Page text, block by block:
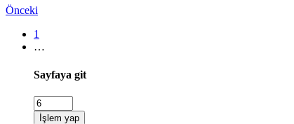
Önceki
1
…
Sayfaya git
İşlem yap